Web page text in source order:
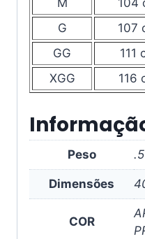
G
107
GG
111
XGG
116
Peso
Dimensões
COR